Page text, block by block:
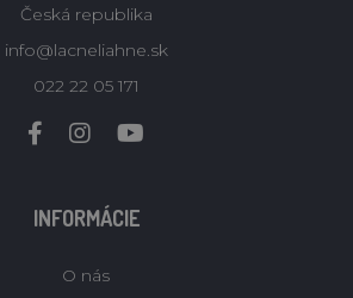
Česká republika
info@lacneliahne.sk
022 22 05 171
INFORMÁCIE
O nás